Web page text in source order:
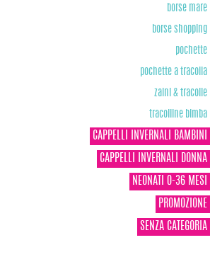
borse mare
borse shopping
pochette
pochette a tracolla
zaini & tracolle
tracolline bimba
CAPPELLI INVERNALI BAMBINI
CAPPELLI INVERNALI DONNA
NEONATI 0-36 MESI
PROMOZIONE
SENZA CATEGORIA